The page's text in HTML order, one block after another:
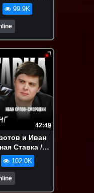
99.9K
42:49
и Иван
Ставка /
102.0K